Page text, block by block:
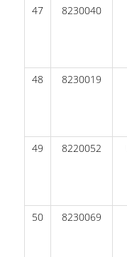
47 8230040
48 8230019
49 8220052
50 8230069